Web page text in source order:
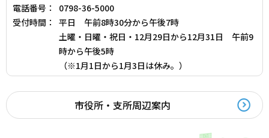
電話番号：
0798-36-5000
受付時間：
平日 午前8時30分から午後7時
土曜・日曜・祝日・12月29日から12月31日 午前9
時から午後5時
（※1月1日から1月3日は休み。）
市役所・支所周辺案内